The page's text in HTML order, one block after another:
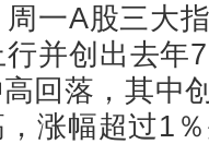
A股三大指
并创出去年
回落，其中
涨幅超过1